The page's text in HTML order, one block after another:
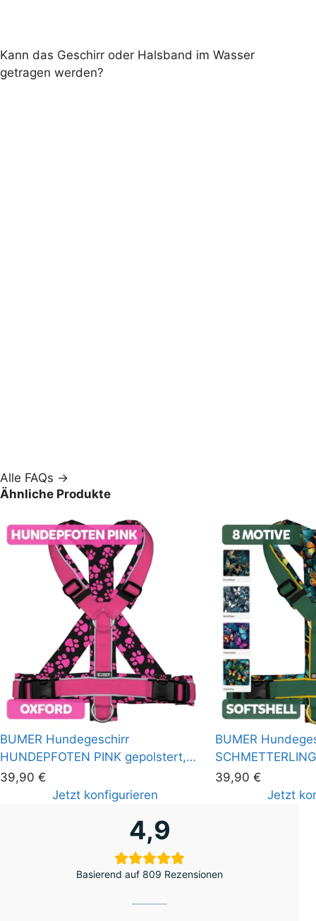
Kann das Geschirr oder Halsband im Wasser
getragen werden?
Alle FAQs →
Ähnliche Produkte
BUMER Hundegeschirr
HUNDEPFOTEN PINK gepolstert,
(Oxford), komplett konfigurierbar
39,90 €
Jetzt konfigurieren
BUMER
(Softshell),
39,90€
Jetzt
4,9
Basierend auf 809 Rezensionen